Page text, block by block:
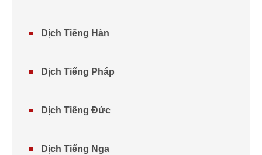
Dịch Tiếng Hàn
Dịch Tiếng Pháp
Dịch Tiếng Đức
Dịch Tiếng Nga